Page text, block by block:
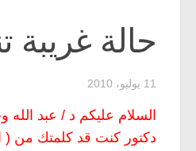
حالة
11 يوليو، 2010
السلام عليكم د / عبد
دكتور كنت قد كلمتك من (